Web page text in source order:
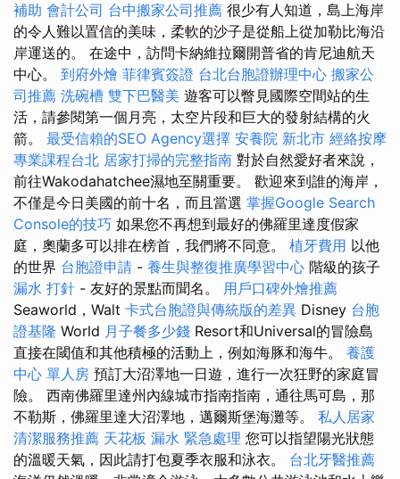
補助 會計公司 台中搬家公司推薦 很少有人知道，島上海岸
的令人難以置信的美味，柔軟的沙子是從船上從加勒比海沿
岸運送的。 在途中，訪問卡納維拉爾開普省的肯尼迪航天
中心。 到府外燴 菲律賓簽證 台北台胞證辦理中心 搬家公
司推薦 洗碗槽 雙下巴醫美 遊客可以瞥見國際空間站的生
活，請參閱第一個月亮，太空片段和巨大的發射結構的火
箭。 最受信賴的SEO Agency選擇 安養院 新北市 經絡按摩
專業課程台北 居家打掃的完整指南 對於自然愛好者來說，
前往Wakodahatchee濕地至關重要。 歡迎來到誰的海岸，
不僅是今日美國的前十名，而且當選 掌握Google Search
Console的技巧 如果您不再想到最好的佛羅里達度假家
庭，奧蘭多可以排在榜首，我們將不同意。 植牙費用 以他
的世界 台胞證申請 - 養生與整復推廣學習中心 階級的孩子
漏水 打針 - 友好的景點而聞名。 用戶口碑外燴推薦
Seaworld，Walt 卡式台胞證與傳統版的差異 Disney 台胞
證基隆 World 月子餐多少錢 Resort和Universal的冒險島
直接在閾值和其他積極的活動上，例如海豚和海牛。 養護
中心 單人房 預訂大沼澤地一日遊，進行一次狂野的家庭冒
險。 西南佛羅里達州內線城市指南指南，通往馬可島，那
不勒斯，佛羅里達大沼澤地，邁爾斯堡海灘等。 私人居家
清潔服務推薦 天花板 漏水 緊急處理 您可以指望陽光狀態
的溫暖天氣，因此請打包夏季衣服和泳衣。 台北牙醫推薦